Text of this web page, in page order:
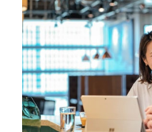
すでに場所を決めて
ップして、すぐにオ
い！